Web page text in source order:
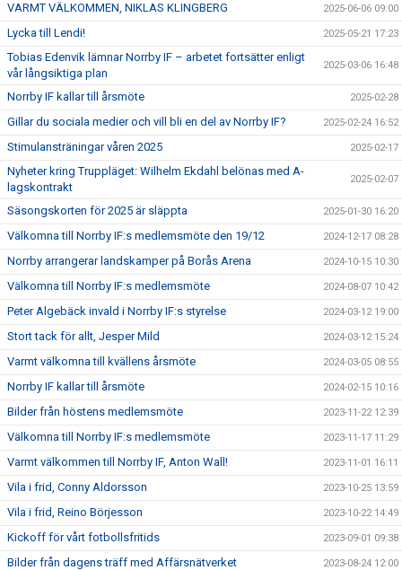
VARMT VÄLKOMMEN, NIKLAS KLINGBERG 2025-06-06 09:00
Lycka till Lendi! 2025-05-21 17:23
Tobias Edenvik lämnar Norrby IF – arbetet fortsätter enligt
vår långsiktiga plan
2025-03-06 16:48
Norrby IF kallar till årsmöte 2025-02-28
Gillar du sociala medier och vill bli en del av Norrby IF? 2025-02-24 16:52
Stimulansträningar våren 2025 2025-02-17
Nyheter kring Truppläget: Wilhelm Ekdahl belönas med A-
lagskontrakt
2025-02-07
Säsongskorten för 2025 är släppta 2025-01-30 16:20
Välkomna till Norrby IF:s medlemsmöte den 19/12 2024-12-17 08:28
Norrby arrangerar landskamper på Borås Arena 2024-10-15 10:30
Välkomna till Norrby IF:s medlemsmöte 2024-08-07 10:42
Peter Algebäck invald i Norrby IF:s styrelse 2024-03-12 19:00
Stort tack för allt, Jesper Mild 2024-03-12 15:24
Varmt välkomna till kvällens årsmöte 2024-03-05 08:55
Norrby IF kallar till årsmöte 2024-02-15 10:16
Bilder från höstens medlemsmöte 2023-11-22 12:39
Välkomna till Norrby IF:s medlemsmöte 2023-11-17 11:29
Varmt välkommen till Norrby IF, Anton Wall! 2023-11-01 16:11
Vila i frid, Conny Aldorsson 2023-10-25 13:59
Vila i frid, Reino Börjesson 2023-10-22 14:49
Kickoff för vårt fotbollsfritids 2023-09-01 09:38
Bilder från dagens träff med Affärsnätverket 2023-08-24 12:00